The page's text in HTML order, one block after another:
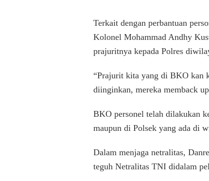
Terkait dengan perbantuan
Kolonel Mohammad Andhy
prajuritnya kepada Polres
“Prajurit kita yang di BKO kan
diinginkan, mereka memback
BKO personel telah dilakukan
maupun di Polsek yang ada di
Dalam menjaga netralitas,
teguh Netralitas TNI didalam